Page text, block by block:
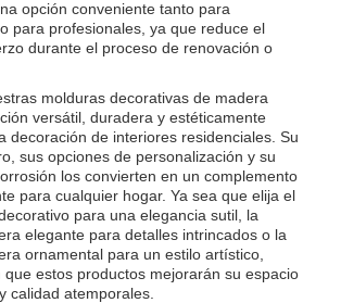
opción conveniente tanto para
para profesionales, ya que reduce el
durante el proceso de renovación o
molduras decorativas de madera
versátil, duradera y estéticamente
decoración de interiores residenciales. Su
sus opciones de personalización y su
los convierten en un complemento
para cualquier hogar. Ya sea que elija el
para una elegancia sutil, la
elegante para detalles intrincados o la
ornamental para un estilo artístico,
que estos productos mejorarán su espacio
calidad atemporales.